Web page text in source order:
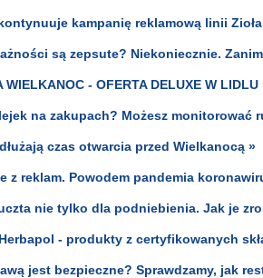
kampanię reklamową linii
są zepsute? Niekoniecznie.
WIELKANOC - OFERTA DELUXE W LIDLU
na zakupach? Możesz monitorować
czas otwarcia przed Wielkanocą »
z reklam. Powodem pandemia
nie tylko dla podniebienia. Jak je
- produkty z certyfikowanych
jest bezpieczne? Sprawdzamy, jak